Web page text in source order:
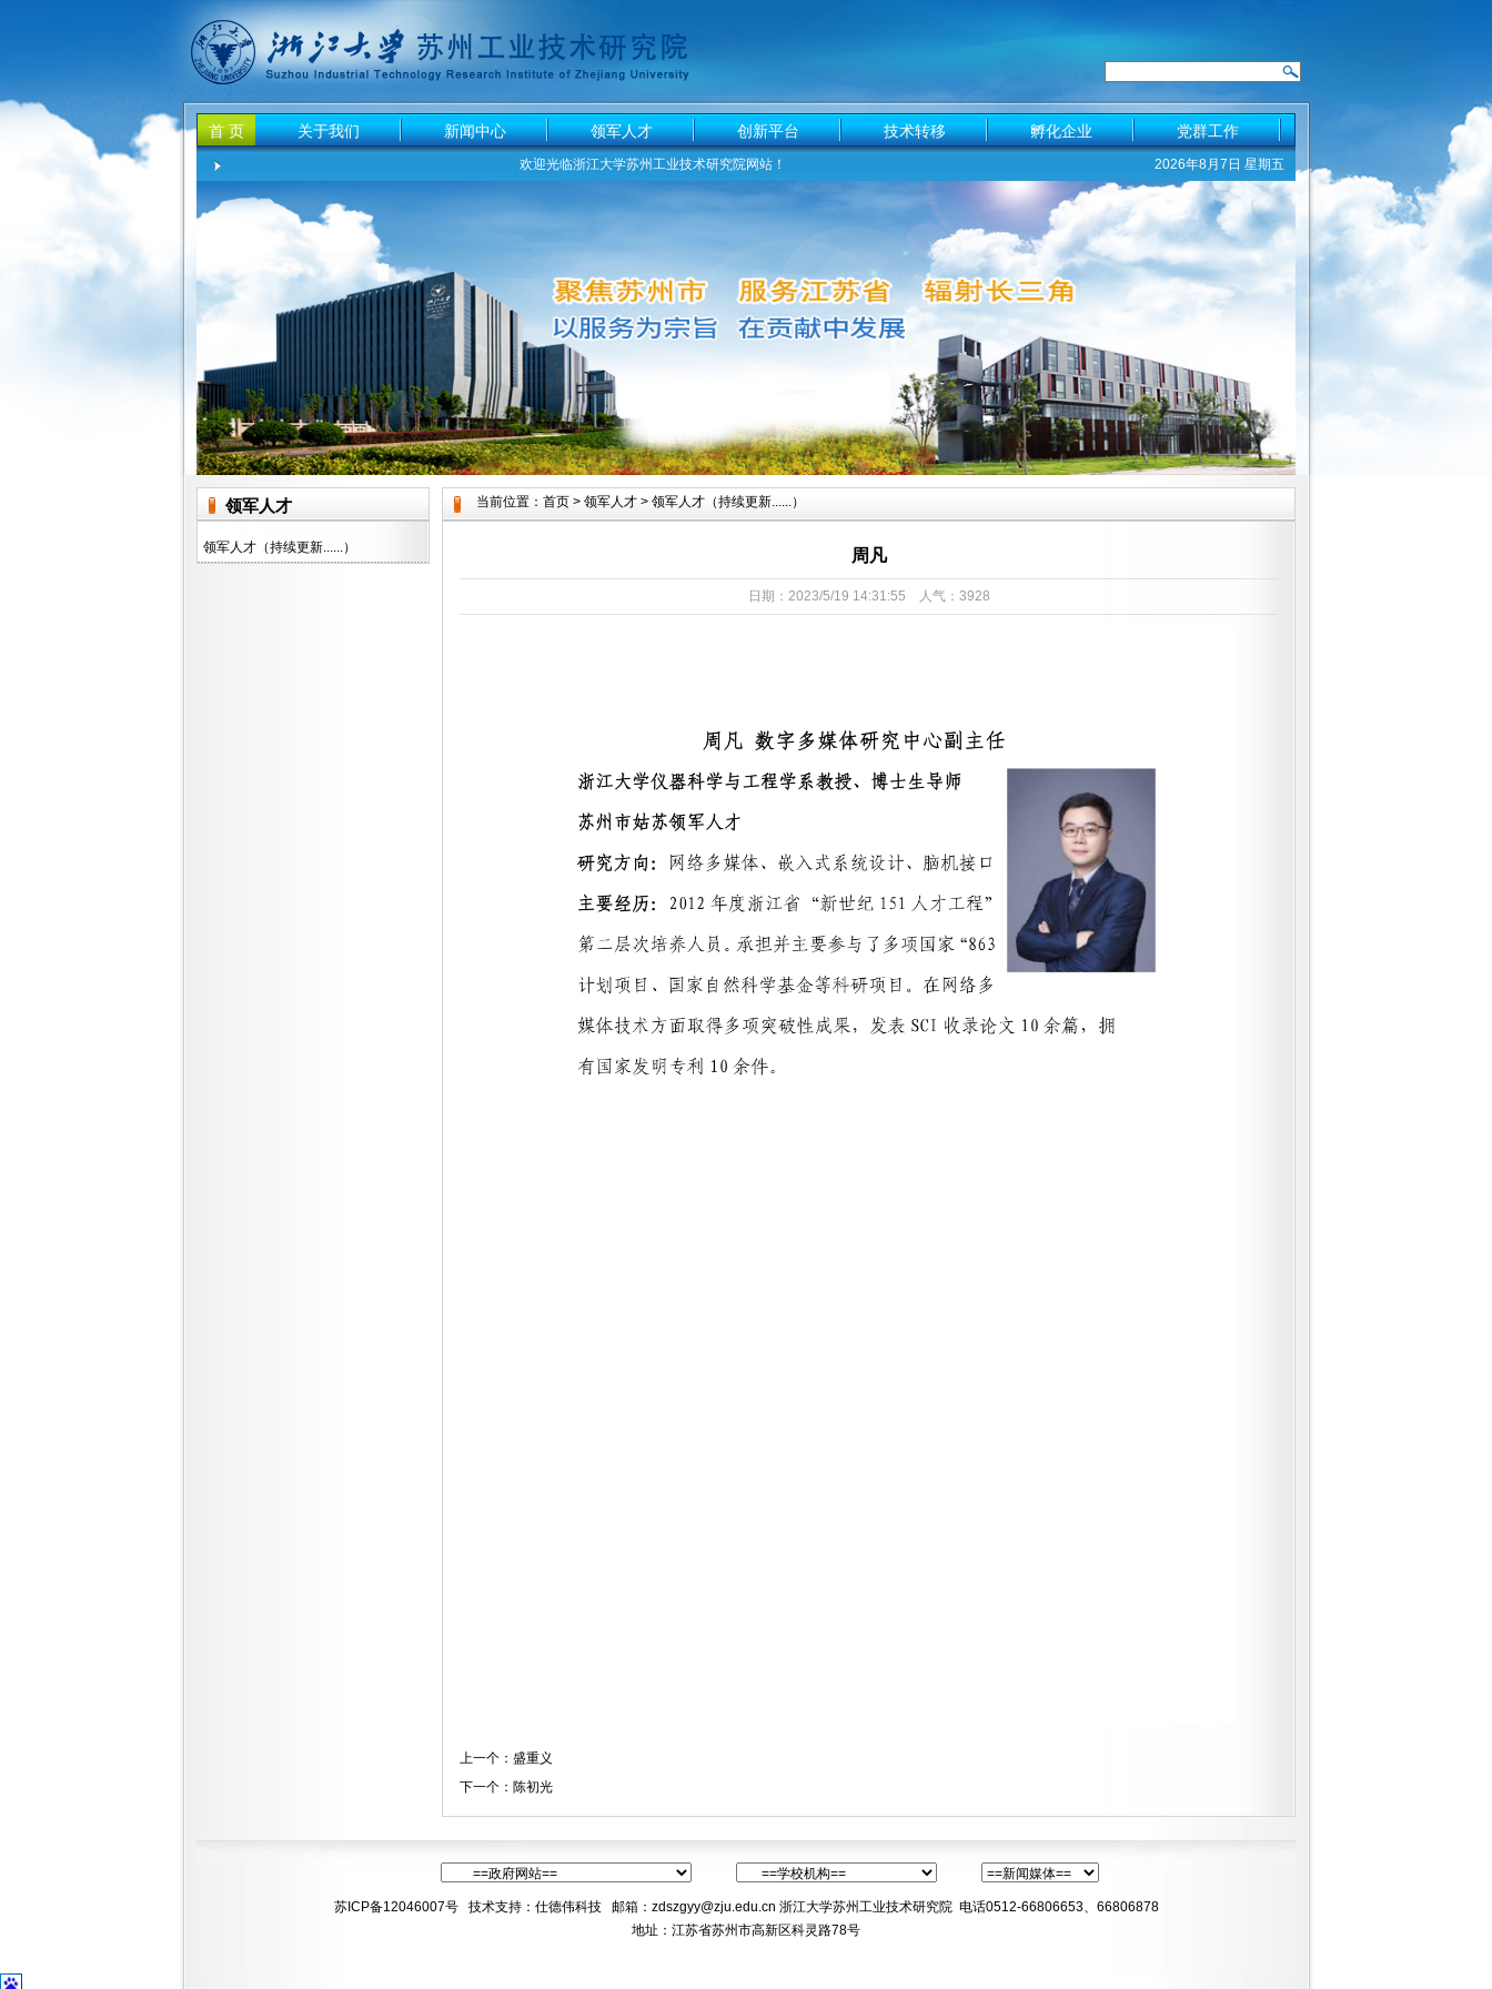
首 页 关于我们 新闻中心 领军人才 创新平台 技术转移 孵化企业 党群工作
欢迎光临浙江大学苏州工业技术研究院网站！ 2026年8月7日 星期五
领军人才
领军人才（持续更新......）
当前位置： 首页 > 领军人才 > 领军人才（持续更新......）
周凡
日期：2023/5/19 14:31:55 人气：3928
上一个： 盛重义
下一个： 陈初光
苏ICP备12046007号技术支持： 仕德伟科技 邮箱：zdszgyy@zju.edu.cn 浙江大学苏州工业技术研究院 电话0512-66806653、66806878
地址：江苏省苏州市高新区科灵路78号